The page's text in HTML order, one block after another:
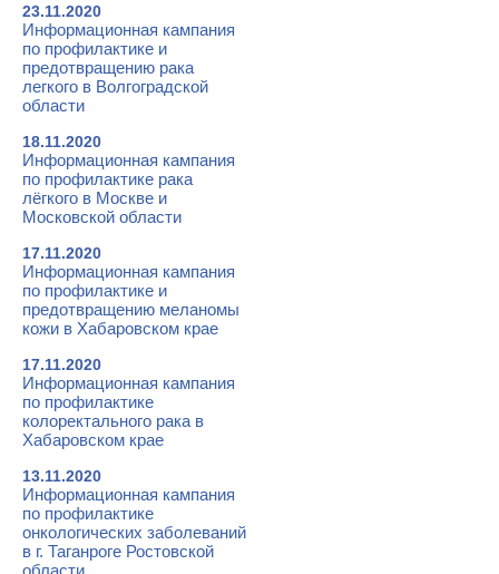
23.11.2020
Информационная кампания
по профилактике и
предотвращению рака
легкого в Волгоградской
области
18.11.2020
Информационная кампания
по профилактике рака
лёгкого в Москве и
Московской области
17.11.2020
Информационная кампания
по профилактике и
предотвращению меланомы
кожи в Хабаровском крае
17.11.2020
Информационная кампания
по профилактике
колоректального рака в
Хабаровском крае
13.11.2020
Информационная кампания
по профилактике
онкологических заболеваний
в г. Таганроге Ростовской
области